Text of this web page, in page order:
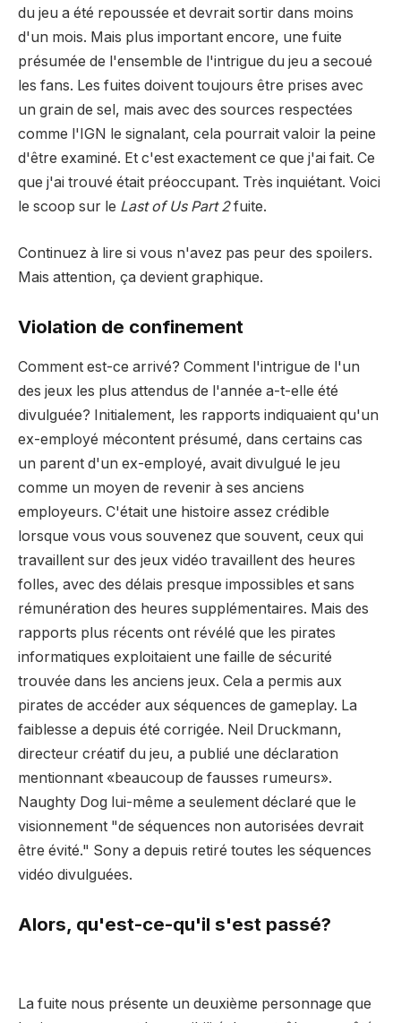
du jeu a été repoussée et devrait sortir dans moins
d'un mois. Mais plus important encore, une fuite
présumée de l'ensemble de l'intrigue du jeu a secoué
les fans. Les fuites doivent toujours être prises avec
un grain de sel, mais avec des sources respectées
comme l'IGN le signalant, cela pourrait valoir la peine
d'être examiné. Et c'est exactement ce que j'ai fait. Ce
que j'ai trouvé était préoccupant. Très inquiétant. Voici
le scoop sur le Last of Us Part 2fuite.
Continuez à lire si vous n'avez pas peur des spoilers.
Mais attention, ça devient graphique.
Violation de confinement
Comment est-ce arrivé? Comment l'intrigue de l'un
des jeux les plus attendus de l'année a-t-elle été
divulguée? Initialement, les rapports indiquaient qu'un
ex-employé mécontent présumé, dans certains cas
un parent d'un ex-employé, avait divulgué le jeu
comme un moyen de revenir à ses anciens
employeurs. C'était une histoire assez crédible
lorsque vous vous souvenez que souvent, ceux qui
travaillent sur des jeux vidéo travaillent des heures
folles, avec des délais presque impossibles et sans
rémunération des heures supplémentaires. Mais des
rapports plus récents ont révélé que les pirates
informatiques exploitaient une faille de sécurité
trouvée dans les anciens jeux. Cela a permis aux
pirates de accéder aux séquences de gameplay. La
faiblesse a depuis été corrigée. Neil Druckmann,
directeur créatif du jeu, a publié une déclaration
mentionnant «beaucoup de fausses rumeurs».
Naughty Dog lui-même a seulement déclaré que le
visionnement "de séquences non autorisées devrait
être évité." Sony a depuis retiré toutes les séquences
vidéo divulguées.
Alors, qu'est-ce-qu'il s'est passé?
La fuite nous présente un deuxième personnage que